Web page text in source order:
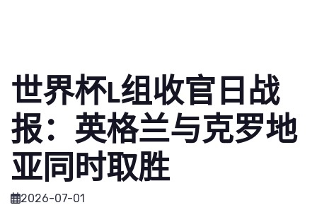
世界杯L组收官日战
报：英格兰与克罗地
亚同时取胜
2026-07-01